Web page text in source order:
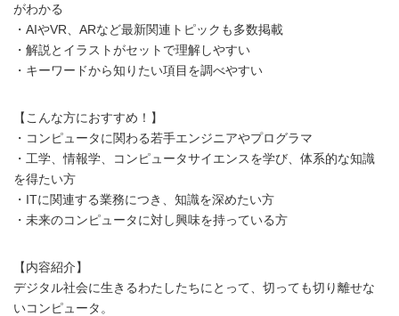
がわかる
・AIやVR、ARなど最新関連トピックも多数掲載
・解説とイラストがセットで理解しやすい
・キーワードから知りたい項目を調べやすい
【こんな方におすすめ！】
・コンピュータに関わる若手エンジニアやプログラマ
・工学、情報学、コンピュータサイエンスを学び、体系的な知識
を得たい方
・ITに関連する業務につき、知識を深めたい方
・未来のコンピュータに対し興味を持っている方
【内容紹介】
デジタル社会に生きるわたしたちにとって、切っても切り離せな
いコンピュータ。